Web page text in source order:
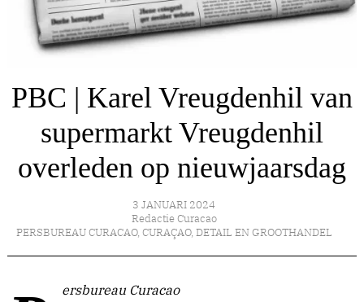
PBC | Karel Vreugdenhil van
supermarkt Vreugdenhil
overleden op nieuwjaarsdag
3 JANUARI 2024
Redactie Curacao
PERSBUREAU CURACAO, CURAÇAO, DETAIL EN GROOTHANDEL
Persbureau Curacao